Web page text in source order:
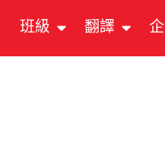
班級 翻譯